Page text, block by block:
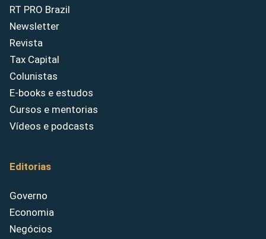
RT PRO Brazil
Newsletter
Revista
Tax Capital
Colunistas
E-books e estudos
Cursos e mentorias
Vídeos e podcasts
Editorias
Governo
Economia
Negócios